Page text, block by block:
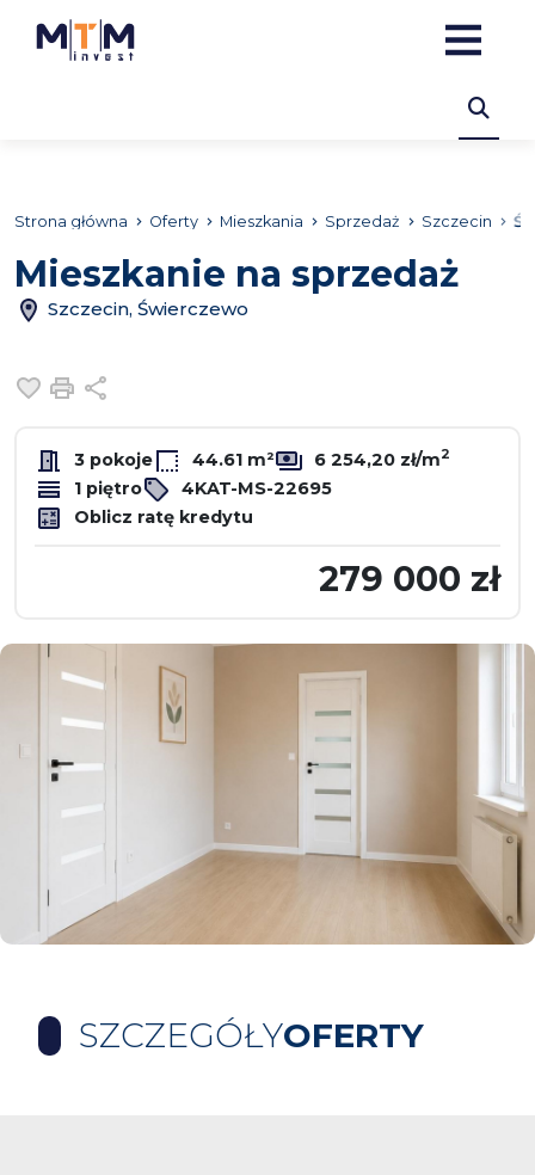
Strona główna Oferty Mieszkania Sprzedaż Szczecin
Mieszkanie na sprzedaż
Szczecin, Świerczewo
Dodaj do ulubionych
Drukuj
3 pokoje 44.61 m² 6 254,20 zł/m2
1 piętro
4KAT-MS-22695
Oblicz ratę kredytu
279 000 zł
SZCZEGÓŁYOFERTY